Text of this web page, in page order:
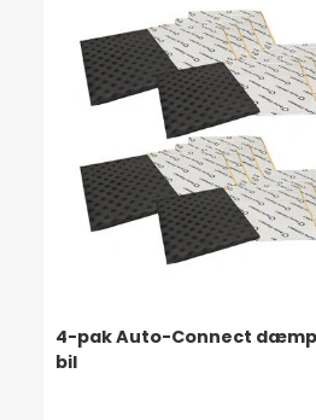
4-pak Auto-Connect
bil